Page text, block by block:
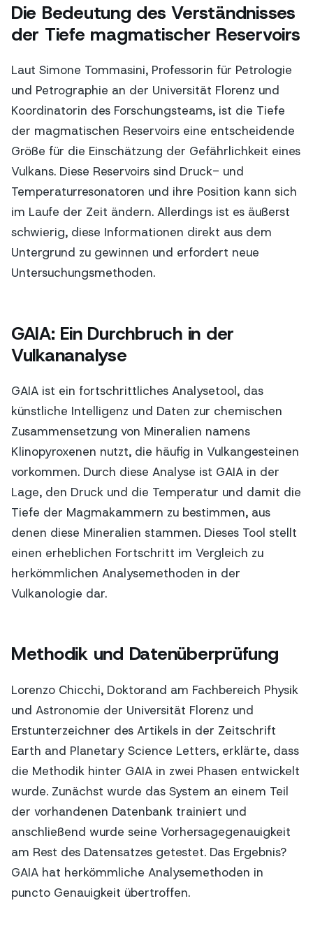
Die Bedeutung des Verständnisses
der Tiefe magmatischer Reservoirs
Laut Simone Tommasini, Professorin für Petrologie
und Petrographie an der Universität Florenz und
Koordinatorin des Forschungsteams, ist die Tiefe
der magmatischen Reservoirs eine entscheidende
Größe für die Einschätzung der Gefährlichkeit eines
Vulkans. Diese Reservoirs sind Druck- und
Temperaturresonatoren und ihre Position kann sich
im Laufe der Zeit ändern. Allerdings ist es äußerst
schwierig, diese Informationen direkt aus dem
Untergrund zu gewinnen und erfordert neue
Untersuchungsmethoden.
GAIA: Ein Durchbruch in der
Vulkananalyse
GAIA ist ein fortschrittliches Analysetool, das
künstliche Intelligenz und Daten zur chemischen
Zusammensetzung von Mineralien namens
Klinopyroxenen nutzt, die häufig in Vulkangesteinen
vorkommen. Durch diese Analyse ist GAIA in der
Lage, den Druck und die Temperatur und damit die
Tiefe der Magmakammern zu bestimmen, aus
denen diese Mineralien stammen. Dieses Tool stellt
einen erheblichen Fortschritt im Vergleich zu
herkömmlichen Analysemethoden in der
Vulkanologie dar.
Methodik und Datenüberprüfung
Lorenzo Chicchi, Doktorand am Fachbereich Physik
und Astronomie der Universität Florenz und
Erstunterzeichner des Artikels in der Zeitschrift
Earth and Planetary Science Letters, erklärte, dass
die Methodik hinter GAIA in zwei Phasen entwickelt
wurde. Zunächst wurde das System an einem Teil
der vorhandenen Datenbank trainiert und
anschließend wurde seine Vorhersagegenauigkeit
am Rest des Datensatzes getestet. Das Ergebnis?
GAIA hat herkömmliche Analysemethoden in
puncto Genauigkeit übertroffen.